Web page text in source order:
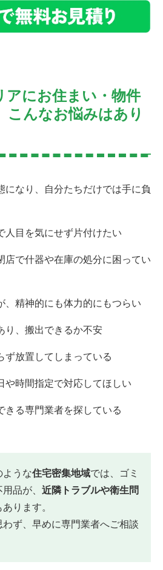
アにお住まい・物件
こんなお悩みはあり
になり、自分たちだけでは手に負
人目を気にせず片付けたい
店で什器や在庫の処分に困ってい
、精神的にも体力的にもつらい
り、搬出できるか不安
ず放置してしまっている
や時間指定で対応してほしい
きる専門業者を探している
ような住宅密集地域では、ゴミ
品が、 近隣トラブルや衛生問
ります。
わず、早めに専門業者へご相談